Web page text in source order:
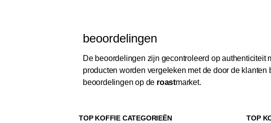
beoordelingen
De beoordelingen zijn gecontroleerd op authenticiteit
producten worden vergeleken met de door de klanten
beoordelingen op de roastmarket.
TOP KOFFIE CATEGORIEËN TOP